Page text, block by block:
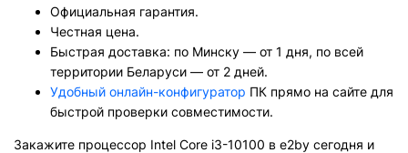
Официальная гарантия.
Честная цена.
Быстрая доставка: по Минску — от 1 дня, по всей
территории Беларуси — от 2 дней.
Удобный онлайн-конфигуратор ПК прямо на сайте для
быстрой проверки совместимости.
Закажите процессор Intel Core i3-10100 в e2by сегодня и